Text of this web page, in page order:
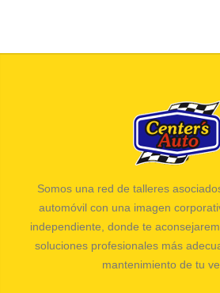
Somos una red de talleres
automóvil con una imagen
independiente, donde te
soluciones profesionales más
mantenimiento de tu